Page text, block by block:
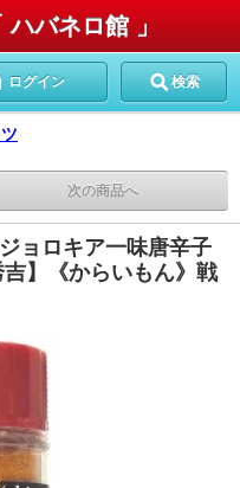
バネロ館 」
ログイン 検索
次の商品へ
ョロキア一味唐辛子
吉】《からいもん》戦